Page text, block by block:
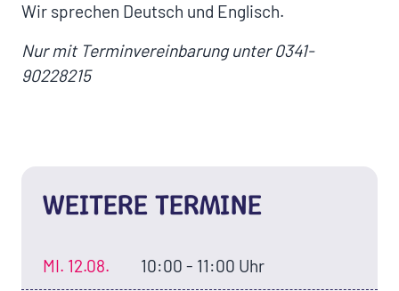
Wir sprechen Deutsch und Englisch.
Nur mit Terminvereinbarung unter 0341-
90228215
WEITERE TERMINE
MI. 12.08. 10:00 - 11:00 Uhr